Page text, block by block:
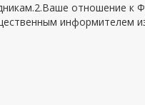
отношение к
информителем